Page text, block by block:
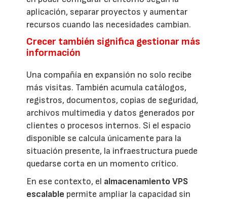
aplicación, separar proyectos y aumentar
recursos cuando las necesidades cambian.
Crecer también significa gestionar más
información
Una compañía en expansión no solo recibe
más visitas. También acumula catálogos,
registros, documentos, copias de seguridad,
archivos multimedia y datos generados por
clientes o procesos internos. Si el espacio
disponible se calcula únicamente para la
situación presente, la infraestructura puede
quedarse corta en un momento crítico.
En ese contexto, el almacenamiento VPS
escalable permite ampliar la capacidad sin